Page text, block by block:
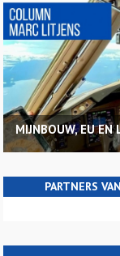
MIJNBOUW, EU EN
PARTNERS